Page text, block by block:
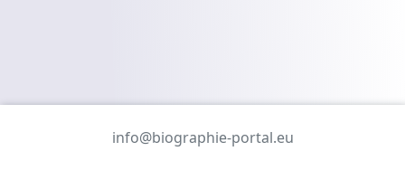
info@biographie-portal.eu